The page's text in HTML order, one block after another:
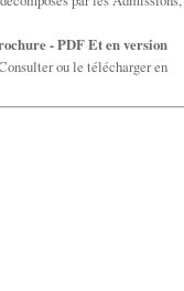
- PDF Et en version
ou le télécharger en